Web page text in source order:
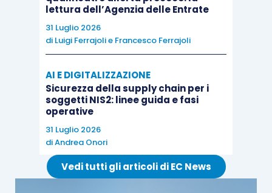
cessione di partecipazioniche soddisfino i
requisiti ivi previsti (possesso ininterrotto,
classificazione tra le immobilizzazioni finanziarie,
fiscalità privilegiata, esercizio di attività
commerciale). La plusvalenza imponibile è quindi
determinata come
di cessione e il costo fiscalmente riconosciuto
art. 94, comma 6, TUIR, dai versamenti a
lettura dell’Agenzia delle Entrate
31 Luglio 2026
di Luigi Ferrajolie Francesco Ferrajoli
AI E DIGITALIZZAZIONE
Sicurezza della supply chain per i
soggetti NIS2: linee guida e fasi
operative
31 Luglio 2026
diAndrea Onori
Vedi tutti gli articoli di EC News